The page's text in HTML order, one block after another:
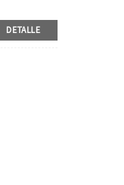
DETALLE